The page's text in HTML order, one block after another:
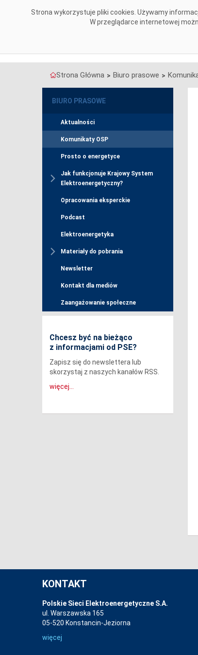
Strona wykorzystuje pliki cookies. Używamy
W przeglądarce internetowej
O NAS OBSZARY
Strona Główna > Biuro prasowe >
BIURO PRASOWE
Aktualności
Komunikaty OSP
Prosto o energetyce
Jak funkcjonuje Krajowy System
Elektroenergetyczny?
Opracowania eksperckie
Podcast
Elektroenergetyka
Materiały do pobrania
Newsletter
Kontakt dla mediów
Zaangażowanie społeczne
Chcesz być na bieżąco
z informacjami od PSE?
Zapisz się do newslettera lub
skorzystaj z naszych kanałów RSS.
więcej...
KONTAKT
Polskie Sieci Elektroenergetyczne S.A.
ul. Warszawska 165
05-520 Konstancin-Jeziorna
więcej